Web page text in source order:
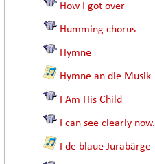
How I got over
Humming chorus
Hymne
Hymne an die Musik
I Am His Child
I can see clearly now.
I de blaue Jurabärge